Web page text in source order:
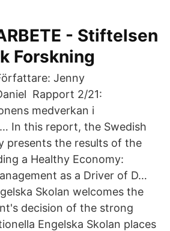
- Stiftelsen
Forskning
Jenny
Rapport 2/21:
medverkan i
In this report, the Swedish
presents the results of the
a Healthy Economy:
as a Driver of D…
Skolan welcomes the
decision of the strong
Engelska Skolan places